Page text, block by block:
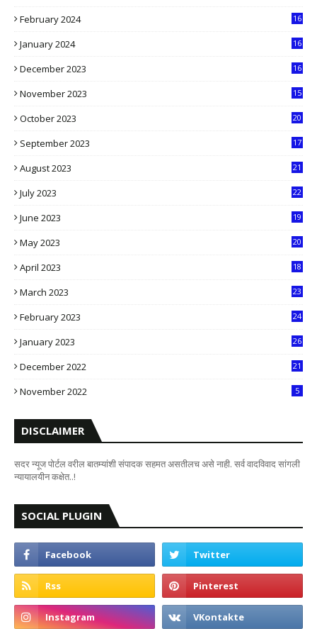
February 2024
16
January 2024
16
December 2023
16
November 2023
15
October 2023
20
September 2023
17
August 2023
21
July 2023
22
June 2023
19
May 2023
20
April 2023
18
March 2023
23
February 2023
24
January 2023
26
December 2022
21
November 2022 5
DISCLAIMER
सदर न्यूज पोर्टल वरील बातम्यांशी संपादक सहमत असतीलच असे नाही. सर्व वादविवाद सांगली
न्यायालयीन कक्षेत..!
SOCIAL PLUGIN